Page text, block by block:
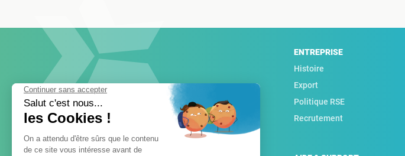
ENTREPRISE
Histoire
Export
Politique RSE
Recrutement